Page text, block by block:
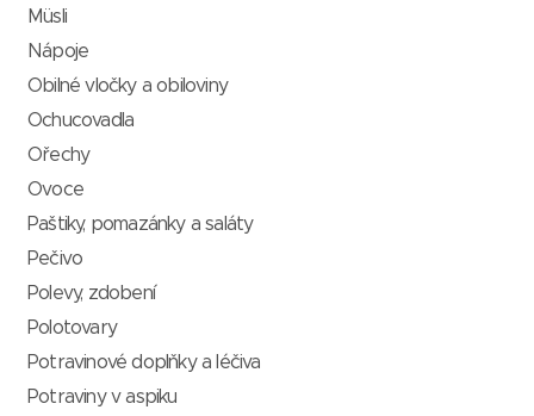
Müsli
Nápoje
Obilné vločky a obiloviny
Ochucovadla
Ořechy
Ovoce
Paštiky, pomazánky a saláty
Pečivo
Polevy, zdobení
Polotovary
Potravinové doplňky a léčiva
Potraviny v aspiku